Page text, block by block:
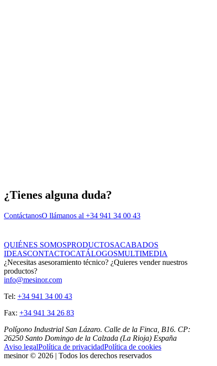
¿Tienes alguna duda?
ContáctanosO llámanos al +34 941 34 00 43
QUIÉNES SOMOSPRODUCTOSACABADOS
IDEASCONTACTOCATÁLOGOSMULTIMEDIA
¿Necesitas asesoramiento técnico? ¿Quieres vender nuestros
productos?
info@mesinor.com
Tel: +34 941 34 00 43
Fax: +34 941 34 26 83
Polígono Industrial San Lázaro. Calle de la Finca, B16. CP:
26250 Santo Domingo de la Calzada (La Rioja) España
Aviso legalPolítica de privacidadPolítica de cookies
mesinor © 2026 | Todos los derechos reservados